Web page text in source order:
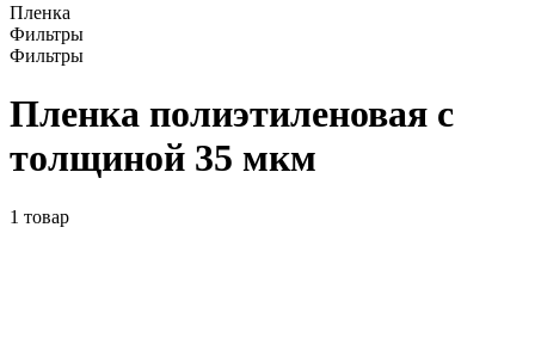
Пленка
Фильтры
Фильтры
Пленка полиэтиленовая с
толщиной 35 мкм
1 товар